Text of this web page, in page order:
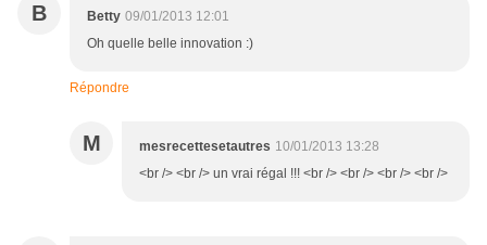
B Betty 09/01/2013 12:01
Oh quelle belle innovation :)
Répondre
M mesrecettesetautres 10/01/2013 13:28
<br /> <br /> un vrai régal !!! <br /> <br /> <br /> <br />